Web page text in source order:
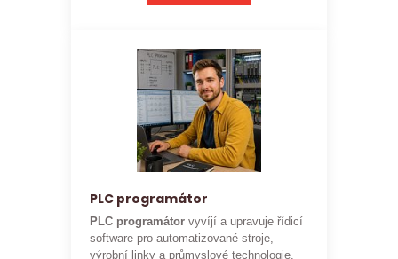
PLC programátor
PLC programátorvyvíjí a upravuje řídicí
software pro automatizované stroje,
výrobní linky a průmyslové technologie.